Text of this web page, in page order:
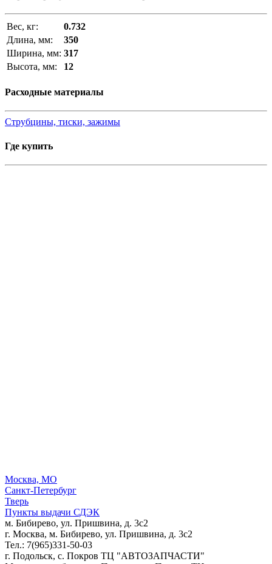
Вес, кг:
0.732
Длина, мм:
350
Ширина, мм: 317
Высота, мм:
12
Расходные материалы
Струбцины, тиски, зажимы
Где купить
Москва, МО
Санкт-Петербург
Тверь
Пункты выдачи СДЭК
м. Бибирево, ул. Пришвина, д. 3с2
г. Москва, м. Бибирево, ул. Пришвина, д. 3с2
Тел.: 7(965)331-50-03
г. Подольск, c. Покров ТЦ "АВТОЗАПЧАСТИ"